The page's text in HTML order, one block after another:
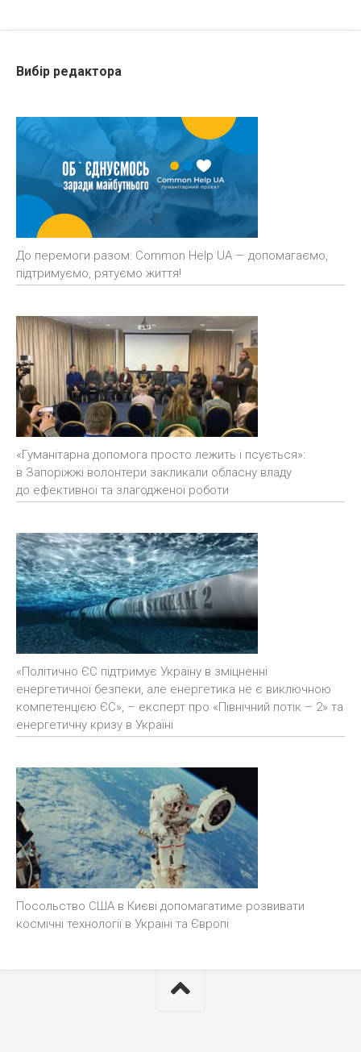
Вибір редактора
До перемоги разом: Common Help UA — допомагаємо,
підтримуємо, рятуємо життя!
«Гуманітарна допомога просто лежить і псується»:
в Запоріжжі волонтери закликали обласну владу
до ефективної та злагодженої роботи
«Політично ЄС підтримує Україну в зміцненні
енергетичної безпеки, але енергетика не є виключною
компетенцією ЄС», – експерт про «Північний потік – 2» та
енергетичну кризу в Україні
Посольство США в Києві допомагатиме розвивати
космічні технології в Україні та Європі